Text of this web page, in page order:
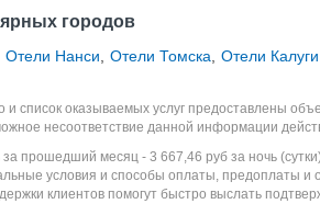
городов
Отели Нанси Отели Томска Отели Калуги
и список оказываемых услуг предоставлены
несоответствие данной информации
за прошедший месяц - 3 667,46 руб за ночь
условия и способы оплаты, предоплаты и
клиентов помогут быстро выслать